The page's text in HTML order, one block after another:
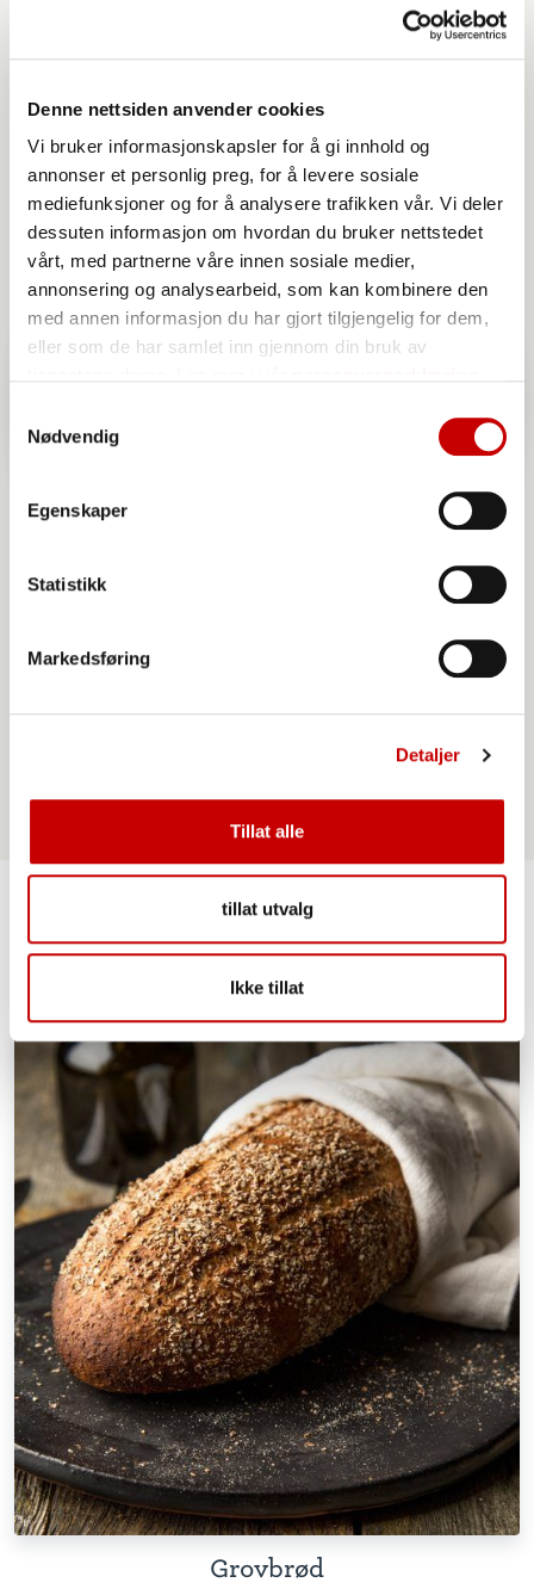
Denne nettsiden anvender cookies
Vi bruker informasjonskapsler for å gi innhold og
annonser et personlig preg, for å levere sosiale
mediefunksjoner og for å analysere trafikken vår. Vi deler
dessuten informasjon om hvordan du bruker nettstedet
vårt, med partnerne våre innen sosiale medier,
annonsering og analysearbeid, som kan kombinere den
med annen informasjon du har gjort tilgjengelig for dem,
eller som de har samlet inn gjennom din bruk av
Nødvendig
Egenskaper
Statistikk
Markedsføring
Detaljer
Tillat alle
tillat utvalg
Ikke tillat
Norgesmøllene Speltmel sammalt
Lignende oppskrifter
Grovbrød